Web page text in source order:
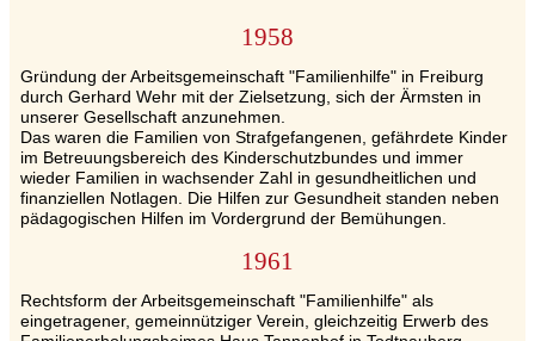
1958
Gründung der Arbeitsgemeinschaft "Familienhilfe" in Freiburg
durch Gerhard Wehr mit der Zielsetzung, sich der Ärmsten in
unserer Gesellschaft anzunehmen.
Das waren die Familien von Strafgefangenen, gefährdete Kinder
im Betreuungsbereich des Kinderschutzbundes und immer
wieder Familien in wachsender Zahl in gesundheitlichen und
finanziellen Notlagen. Die Hilfen zur Gesundheit standen neben
pädagogischen Hilfen im Vordergrund der Bemühungen.
1961
Rechtsform der Arbeitsgemeinschaft "Familienhilfe" als
eingetragener, gemeinnütziger Verein, gleichzeitig Erwerb des